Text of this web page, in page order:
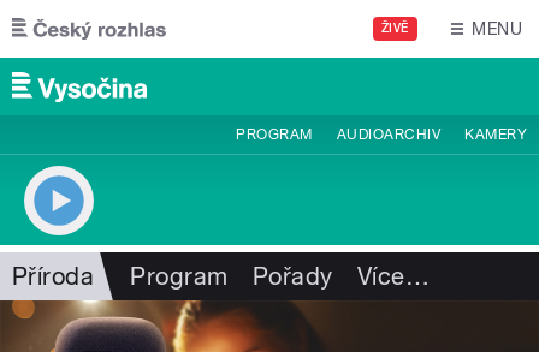
Přejít k hlavnímu obsahu
ŽIVĚ MENU
PROGRAM AUDIOARCHIV KAMERY
Příroda Program Pořady Více…